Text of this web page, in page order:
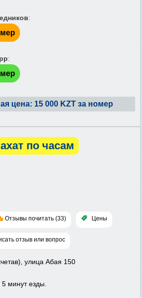
:
:
цена: 15 000 KZT за номер
по часам
Отзывы почитать (33) Цены
отзыв или вопрос
улица Абая 150
минут езды.